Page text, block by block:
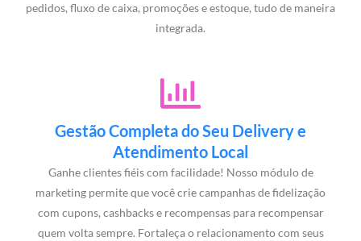
pedidos, fluxo de caixa, promoções e estoque, tudo de maneira
integrada.
Gestão Completa do Seu Delivery e
Atendimento Local
Ganhe clientes fiéis com facilidade! Nosso módulo de
marketing permite que você crie campanhas de fidelização
com cupons, cashbacks e recompensas para recompensar
quem volta sempre. Fortaleça o relacionamento com seus